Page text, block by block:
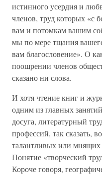
истинного усердия и
членов, труд которых «с
вам и потомкам вашим
мы по мере тщания
вам благословение». О
поощрении членов
сказано ни слова.
И хотя чтение книг и
одним из главных
досуга, литературный
профессий, так сказать,
талантливых или мнящих
Понятие «творческий
Короче говоря,